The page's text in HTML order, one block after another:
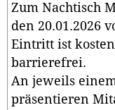
Zum Nachtisch
den 20.01.2026
Eintritt ist
barrierefrei.
An jeweils
präsentieren